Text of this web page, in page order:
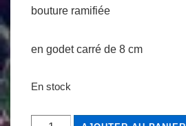
bouture ramifiée
en godet carré de 8 cm
En stock
quantité